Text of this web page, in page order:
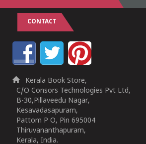
CONTACT
Kerala Book Store,
C/O Consors Technologies Pvt Ltd,
B-30,Pillaveedu Nagar,
Kesavadasapuram,
Pattom P O, Pin 695004
Thiruvananthapuram,
Kerala, India.